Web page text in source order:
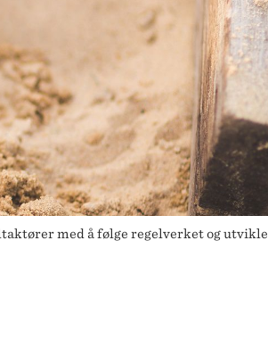
med å følge regelverket og utvikle